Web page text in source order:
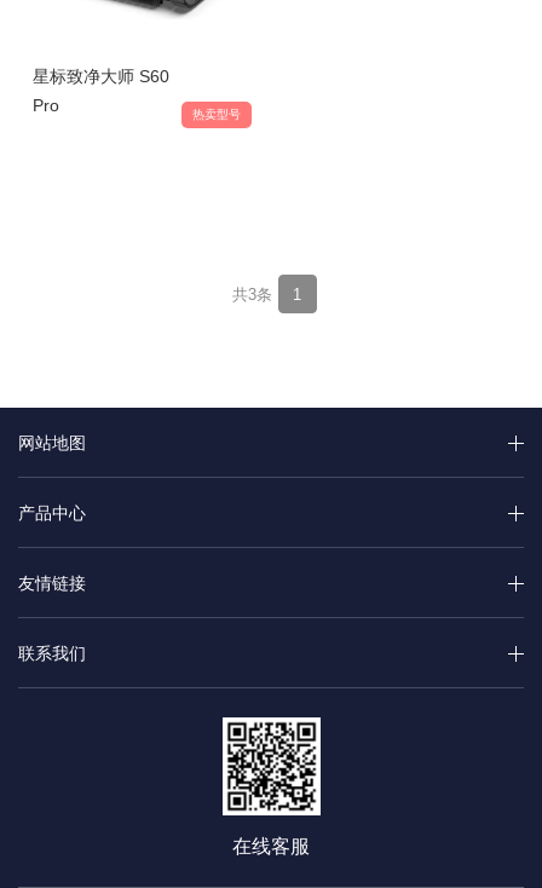
星标致净大师 S60
Pro
热卖型号
共3条 1
网站地图
产品中心
友情链接
联系我们
在线客服